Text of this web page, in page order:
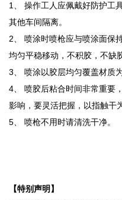
1、 操作工人应佩戴好防护工
其他车间隔离。
2、 喷涂时喷枪应与喷涂面保
均匀平稳移动，不积胶，不缺
3、 喷涂以胶层均匀覆盖材质
4、 喷胶后粘合时间非常重要
影响，要灵活把握，以指触干
5、 喷枪不用时请清洗干净。
【特别声明】